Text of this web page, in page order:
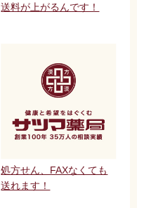
送料が上がるんです！
処方せん、FAXなくても
送れます！